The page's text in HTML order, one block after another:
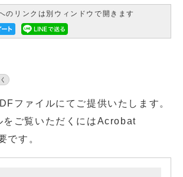
のリンクは別ウィンドウで開きます
ファイルにてご提供いたします。
をご覧いただくにはAcrobat
です。